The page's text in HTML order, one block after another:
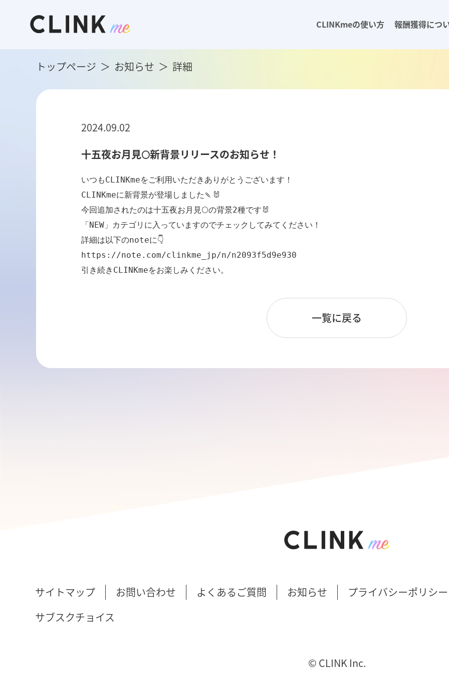
CLINKmeの使い方 報酬獲得につ
トップページ お知らせ 詳細
2024.09.02
十五夜お月見🌕新背景リリースのお知らせ！
いつもCLINKmeをご利用いただきありがとうございます！
CLINKmeに新背景が登場しました🍡🐰
今回追加されたのは十五夜お月見🌕の背景2種です🐰
「NEW」カテゴリに入っていますのでチェックしてみてください！
https://note.com/clinkme_jp/n/n2093f5d9e930
引き続きCLINKmeをお楽しみください。
一覧に戻る
サイトマップ お問い合わせ よくあるご質問 お知らせ
プライバシーポリシー
サブスクチョイス
©︎ CLINK Inc.